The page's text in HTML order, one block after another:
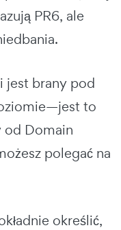
PR6, ale
jest brany pod
to
od Domain
polegać na
określić,